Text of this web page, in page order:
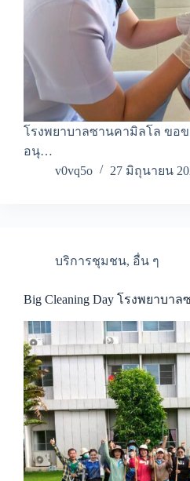
โรงพยาบาลซานคามิลโล ขอ
อนุ…
v0vq5o
27 มิถุนายน
บริการชุมชน, อื่น ๆ
Big Cleaning Day โรงพยาบา